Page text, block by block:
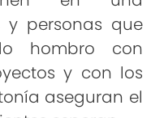
y personas que
hombro con
y con los
aseguran el